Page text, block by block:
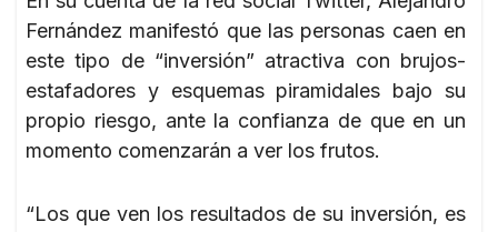
Fernández manifestó que las personas caen en
este tipo de “inversión” atractiva con brujos-
estafadores y esquemas piramidales bajo su
propio riesgo, ante la confianza de que en un
momento comenzarán a ver los frutos.
“Los que ven los resultados de su inversión, es